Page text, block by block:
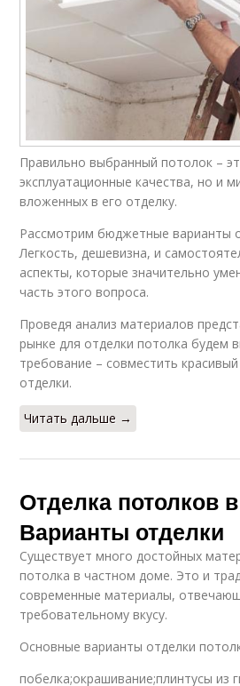
Правильно выбранный потолок –
эксплуатационные качества, но и
вложенных в его отделку.
Рассмотрим бюджетные варианты
Легкость, дешевизна, и
аспекты, которые значительно
часть этого вопроса.
Проведя анализ материалов
рынке для отделки потолка будем
требование – совместить
отделки.
Читать дальше →
Отделка потолков
Варианты отделки
Существует много достойных
потолка в частном доме. Это и
современные материалы,
требовательному вкусу.
Основные варианты отделки
побелка;окрашивание;плинтусы из